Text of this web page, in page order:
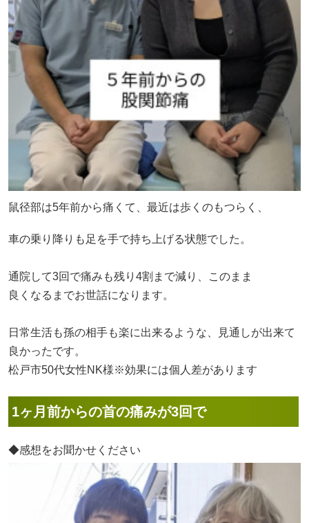
鼠径部は5年前から痛くて、最近は歩くのもつらく、
車の乗り降りも足を手で持ち上げる状態でした。
通院して3回で痛みも残り4割まで減り、このまま
良くなるまでお世話になります。
日常生活も孫の相手も楽に出来るような、見通しが出来て
良かったです。
松戸市50代女性NK様※効果には個人差があります
1ヶ月前からの首の痛みが3回で
◆感想をお聞かせください